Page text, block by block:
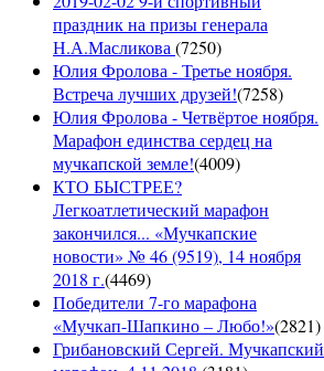
праздник на призы генерала
Н.А.Масликова(7250)
Юлия Фролова - Третье ноября.
Встреча лучших друзей!(7258)
Юлия Фролова - Четвёртое ноября.
Марафон единства сердец на
мучкапской земле!(4009)
КТО БЫСТРЕЕ?
Легкоатлетический марафон
закончился... «Мучкапские
новости» № 46 (9519), 14 ноября
2018 г.(4469)
Победители 7-го марафона
«Мучкап-Шапкино – Любо!»(2821)
Грибановский Сергей. Мучкапский